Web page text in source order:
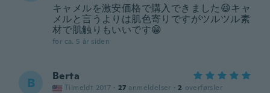
キャメルを激安価格で購入できました😆キャ
メルと言うよりは肌色寄りですがツルツル素
材で肌触りもいいです😁
for ca. 5 år siden
B Berta
Tilmeldt 2017 · 27 anmeldelser · 2 overførsler